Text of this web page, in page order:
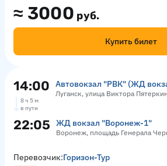
≈ 3000 руб.
Купить билет
14:00 Автовокзал "РВК" (ЖД
Луганск, улица Виктора
8 ч 5 м
в пути
22:05 ЖД вокзал "Воронеж-1"
Воронеж, площадь Генерала
Перевозчик:Горизон-Тур